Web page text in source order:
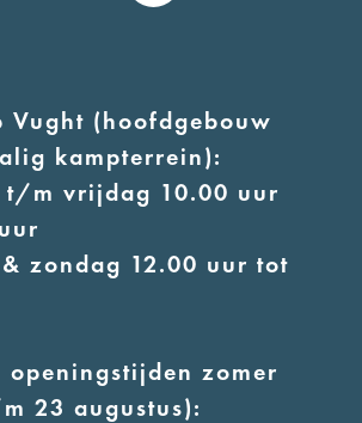
Vught (hoofdgebouw
kampterrein):
t/m vrijdag 10.00 uur
zondag 12.00 uur tot
openingstijden zomer
23 augustus):